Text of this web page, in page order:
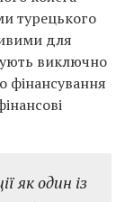
турецького
для
виключно
фінансування
як один із